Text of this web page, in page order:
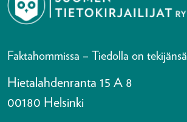
Faktahommissa – Tiedolla on tekijänsä
Hietalahdenranta 15 A 8
00180 Helsinki